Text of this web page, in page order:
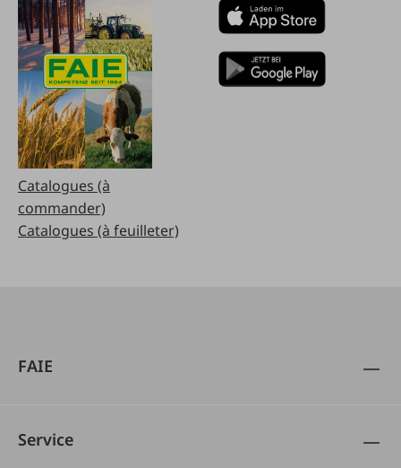
Catalogues (à
commander)
Catalogues (à feuilleter)
FAIE
Service